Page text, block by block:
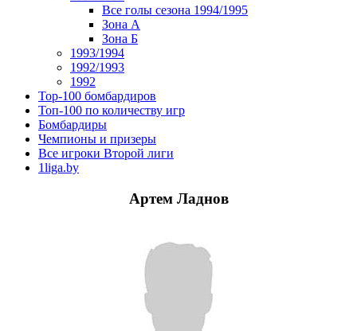
Все голы сезона 1994/1995
Зона А
Зона Б
1993/1994
1992/1993
1992
Top-100 бомбардиров
Топ-100 по количеству игр
Бомбардиры
Чемпионы и призеры
Все игроки Второй лиги
1liga.by
Артем Ладнов